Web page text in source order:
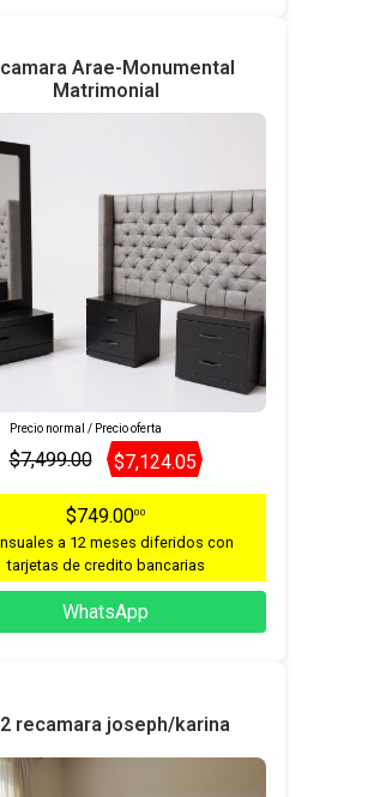
Arae-Monumental
Matrimonial
Precio normal / Precio oferta
$7,499.00 $7,124.05
$749.0000
a 12 meses diferidos con
tarjetas de credito bancarias
WhatsApp
recamara joseph/karina